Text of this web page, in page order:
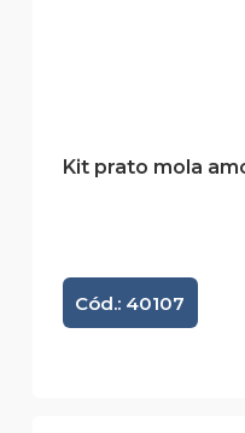
Kit prato mola
Cód.: 40107